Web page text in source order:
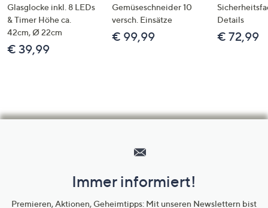
Glasglocke inkl. 8 LEDs
& Timer Höhe ca.
42cm, Ø 22cm
€ 39,99
Gemüseschneider 10
versch. Einsätze
€ 99,99
Details
€ 72,99
Unternehmensinformationen
Immer informiert!
Premieren, Aktionen, Geheimtipps: Mit unseren Newslettern bist